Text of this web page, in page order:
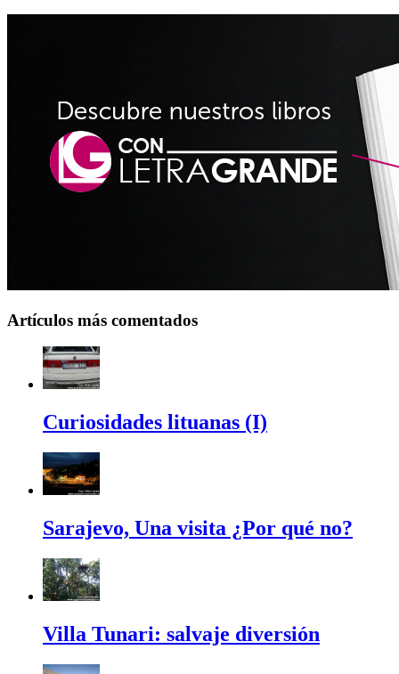
Artículos más comentados
Curiosidades lituanas (I)
Sarajevo, Una visita ¿Por qué no?
Villa Tunari: salvaje diversión